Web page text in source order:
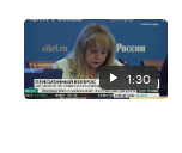
1:30